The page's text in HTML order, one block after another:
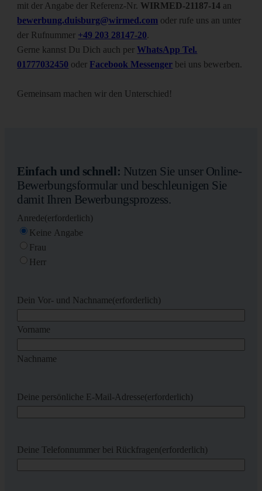
mit der Angabe der Referenz-Nr. WIRMED-21187-14 an
bewerbung.duisburg@wirmed.com oder rufe uns an unter
der Rufnummer +49 203 28147-20.
Gerne kannst Du Dich auch perWhatsApp Tel.
01777032450 oder Facebook Messenger bei uns bewerben.
Gemeinsam machen wir den Unterschied!
Einfach und schnell: Nutzen Sie unser Online-
Bewerbungsformular und beschleunigen Sie
damit Ihren Bewerbungsprozess.
Anrede(erforderlich)
Keine Angabe
Frau
Herr
Dein Vor- und Nachname(erforderlich)
Vorname
Nachname
Deine persönliche E-Mail-Adresse(erforderlich)
Deine Telefonnummer bei Rückfragen(erforderlich)